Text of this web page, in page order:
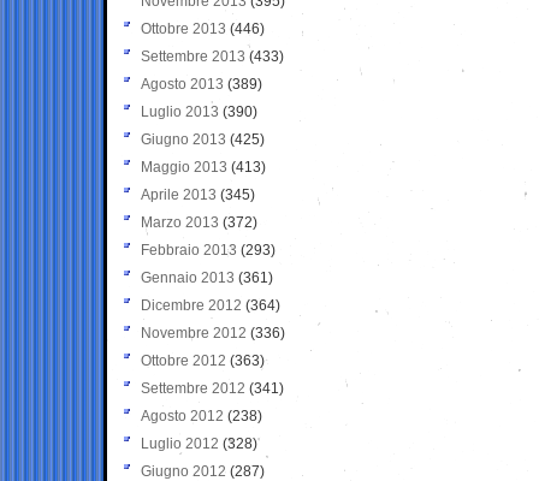
Ottobre 2013 (446)
Settembre 2013 (433)
Agosto 2013 (389)
Luglio 2013 (390)
Giugno 2013 (425)
Maggio 2013 (413)
Aprile 2013 (345)
Marzo 2013 (372)
Febbraio 2013 (293)
Gennaio 2013 (361)
Dicembre 2012 (364)
Novembre 2012 (336)
Ottobre 2012 (363)
Settembre 2012 (341)
Agosto 2012 (238)
Luglio 2012 (328)
Giugno 2012 (287)